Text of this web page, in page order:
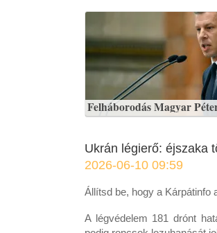
Felháborodás Magyar
Ukrán légierő: éjszaka
2026-06-10 09:59
Állítsd be, hogy a Kárpátinfo
A légvédelem 181 drónt